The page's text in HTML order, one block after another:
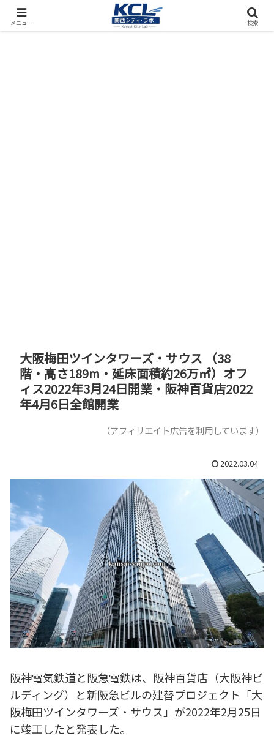
都市再開発をフィールド調査（累計アクセス数4000万PV）
大阪梅田ツインタワーズ・サウス （38
階・高さ189m・延床面積約26万㎡）オフ
ィス2022年3月24日開業・阪神百貨店2022
年4月6日全館開業
（アフィリエイト広告を利用しています）
2022.03.04
阪神電気鉄道と阪急電鉄は、阪神百貨店（大阪神ビ
ルディング）と新阪急ビルの建替プロジェクト「大
阪梅田ツインタワーズ・サウス」が2022年2月25日
に竣工したと発表した。
メニュー 検索